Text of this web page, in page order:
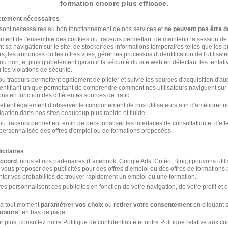
Emploi Logistique
dans le domaine Logistique
Emploi Cariste Mende
Emploi Vendeur magasinier Mende
formation encore plus efficace.
nécessaires
nécessaires au bon fonctionnement de nos services etne peuvent pas être
de l'ensemble des cookies ou traceurspermettant de maintenir la session
sa navigation sur le site, de stocker des informations temporaires telles que les
les annonces ou les offres vues, gérer les processus d'identification de
non, et plus globalement garantir la sécurité du site web en détectant les
les violations de sécurité.
traceurs permettent également de piloter et suivre les sources d'acquisition
unique permettant de comprendre comment nos utilisateurs naviguent sur
en fonction des différentes sources de trafic.
également d’observer le comportement de nos utilisateurs afin d'améliorer
dans nos sites beaucoup plus rapide et fluide.
traceurs permettent enfin de personnaliser les interfaces de consultation et
des offres d'emploi ou de formations proposées.
, nous et nos partenaires (Facebook, Google Ads, Critéo, Bing,) pouvons
proposer des publicités pour des offres d’emploi ou des offres de formations
vos probabilités de trouver rapidement un emploi ou une formation.
personnalisent ces publicités en fonction de votre navigation, de votre profil et
tout momentparamétrer vos choixou retirer votre consentementen cliquant
" en bas de page.
plus, consultez notre Politique de confidentialité et notre Politique relative aux